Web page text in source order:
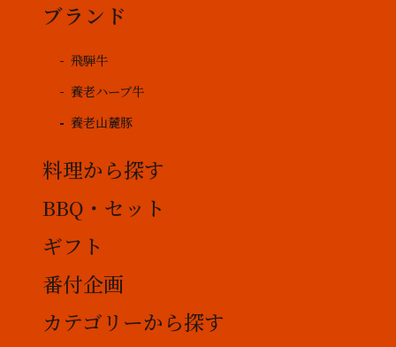
ブランド
飛騨牛
養老ハーブ牛
養老山麓豚
料理から探す
BBQ・セット
ギフト
番付企画
カテゴリーから探す